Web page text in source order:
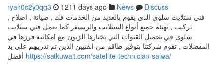
ryan0c2y0qg3 1211 days ago News
Discuss
فني ستلايت سلوى الذي يقوم بالعديد من الخدمات فك , صيانة , اصلاح ,
تركيب , تهيئة جميع أنواع الستلايت والرسيفر كما يعمل فني ستلايت
سلوى في تحميل القنوات التي يختارها الزبون مع امكانية فرزها في
المفضلات , تقوم شركتنا بتوفير طاقم من الفنيين الذين تم تدريبهم على يد
https://satkuwait.com/satellite-technician-salwa/